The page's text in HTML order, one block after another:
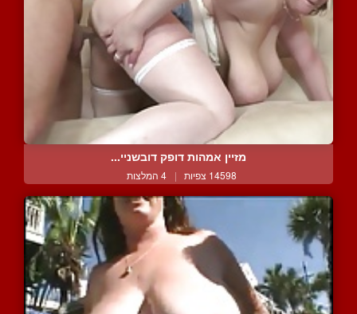
מזיין אמהות דופק דובשניי...
14598 צפיות | 4 המלצות